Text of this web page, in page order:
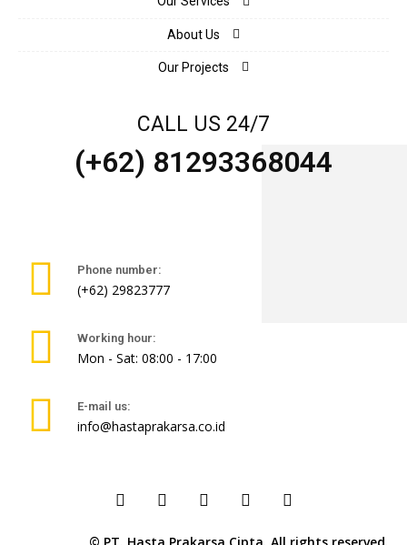
About Us
Our Projects
CALL US 24/7
(+62) 81293368044
Phone number:
(+62) 29823777
Working hour:
Mon - Sat: 08:00 - 17:00
E-mail us:
info@hastaprakarsa.co.id